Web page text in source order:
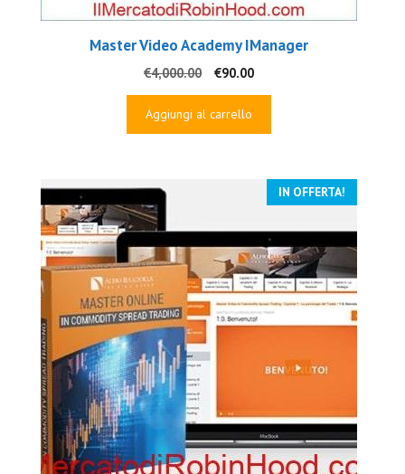
Master Video Academy IManager
€4,000.00
Il
prezzo
originale
€90.00Il
prezzo
Aggiungi al carrello
IN OFFERTA!